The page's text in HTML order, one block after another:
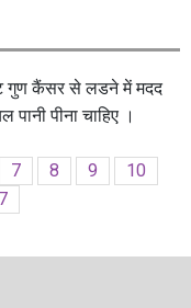
गुण कैंसर से लडने में मदद
पीना चाहिए ।
7 8 9
10